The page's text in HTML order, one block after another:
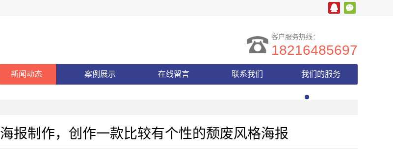
客户服务热线：
18216485697
新闻动态 案例展示 在线留言 联系我们 我们的服务
海报制作，创作一款比较有个性的颓废风格海报